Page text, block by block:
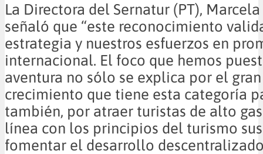
La Directora del Sernatur (PT),
señaló que “este reconocimiento
estrategia y nuestros esfuerzos en
internacional. El foco que hemos
aventura no sólo se explica por el
crecimiento que tiene esta categoría
también, por atraer turistas de alto
línea con los principios del turismo
fomentar el desarrollo